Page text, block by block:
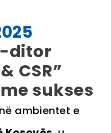
ditor
CSR”
sukses
ambientet e